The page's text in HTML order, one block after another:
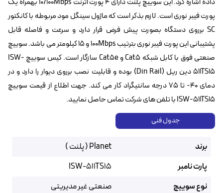
پورت فیبر نوری است. لازم بذکر است که ماژول سینگل مود مربوطه با کانکتور
SC برروی دستگاه بصورت پیش فرض قرار دارد و سرعت و فاصله قابل
پشتیبانی این پورت فیبر نوری بترتیب 100Mbps و ۱۵ کیلومتر می باشد. سوییچ
صنعتی فوق با کابل شبکه Cat5 و Cat5e سازگار است. کیس سوییچ ISW-
511TS15 دین ریل (Din Rail) بوده و قابلیت نصب برروی دیوار را دارد و در
دمای ۴۰- تا ۷۵ درجه سانتیگراد کار می کند. جهت اطلاع از قیمت سوییچ
ISW-511TS15 با تلفن های شرکت تماس حاصل نمایید.
جدول فنی
برند
Planet ( پلنت )
پارت نامبر
ISW-511TS15
نوع سوییچ
صنعتی غیر مدیریتی